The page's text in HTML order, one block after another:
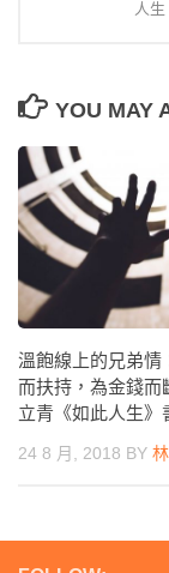
人生
YOU MAY
溫飽線上的兄弟情
而扶持，為金錢而
立青《如此人生》
24 8 月, 2018 BY